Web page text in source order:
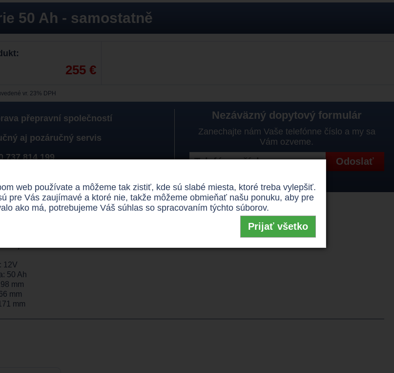
50 Ah - samostatně
255 €
vr. 23% DPH
Nezáväzný dopytový formulár
Zanechajte nám Vaše telefónne číslo a my sa
Vám ozveme.
přepravní společností
aj pozáručný servis
737 814 199
50 Ah - samostatně
12V
50 Ah
mm
mm
mm
web používate a môžeme tak zistiť, kde sú slabé miesta, ktoré treba vylepšiť.
pre Vás zaujímavé a ktoré nie, takže môžeme obmieňať našu ponuku, aby pre
ako má, potrebujeme Váš súhlas so spracovaním týchto súborov.
Prijať všetko